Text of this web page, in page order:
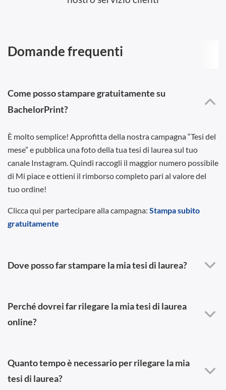
Domande frequenti
Come posso stampare gratuitamente su
BachelorPrint?
È molto semplice! Approfitta della nostra campagna “Tesi del
mese” e pubblica una foto della tua tesi di laurea sul tuo
canale Instagram. Quindi raccogli il maggior numero possibile
di Mi piace e ottieni il rimborso completo pari al valore del
tuo ordine!
Clicca qui per partecipare alla campagna: Stampa subito
gratuitamente
Dove posso far stampare la mia tesi di laurea?
Perché dovrei far rilegare la mia tesi di laurea
online?
Quanto tempo è necessario per rilegare la mia
tesi di laurea?